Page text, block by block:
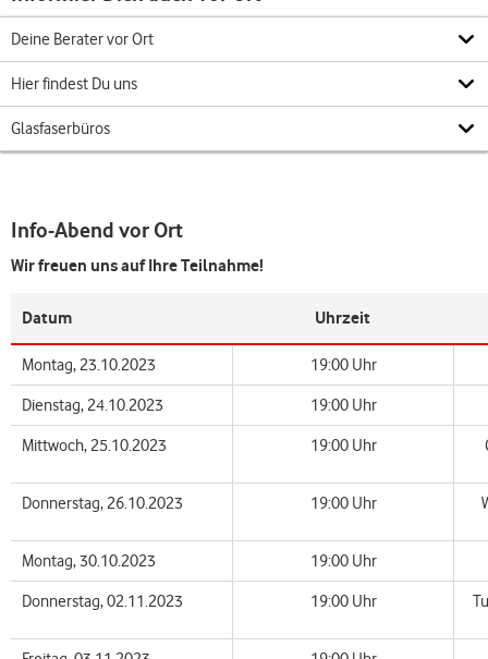
Deine Berater vor Ort
Hier findest Du uns
Glasfaserbüros
Info-Abend vor Ort
Wir freuen uns auf Ihre Teilnahme!
Datum Uhrzeit
Montag, 23.10.2023 19:00 Uhr
Dienstag, 24.10.2023 19:00 Uhr
Mittwoch, 25.10.2023 19:00 Uhr
Donnerstag, 26.10.2023 19:00 Uhr
Montag, 30.10.2023 19:00 Uhr
Donnerstag, 02.11.2023 19:00 Uhr